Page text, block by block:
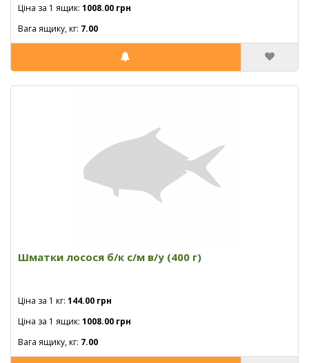
Ціна за 1 ящик: 1008.00 грн
Вага ящику, кг: 7.00
Шматки лосося б/к с/м в/у (400 г)
Ціна за 1 кг: 144.00 грн
Ціна за 1 ящик: 1008.00 грн
Вага ящику, кг: 7.00